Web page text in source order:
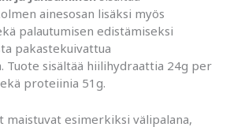
ainesosan lisäksi myös
palautumisen edistämiseksi
pakastekuivattua
Tuote sisältää hiilihydraattia 24g per
proteiinia 51g.
esimerkiksi välipalana,